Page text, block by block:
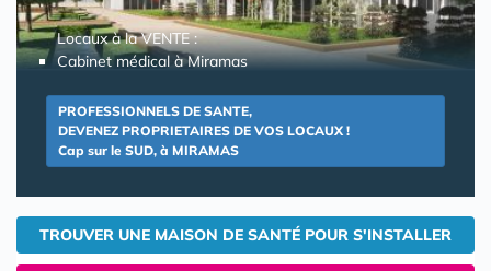
Locaux à la VENTE :
Cabinet médical à Miramas
PROFESSIONNELS DE SANTE,
DEVENEZ PROPRIETAIRES DE VOS LOCAUX !
Cap sur le SUD, à MIRAMAS
TROUVER UNE MAISON DE SANTÉ POUR S'INSTALLER